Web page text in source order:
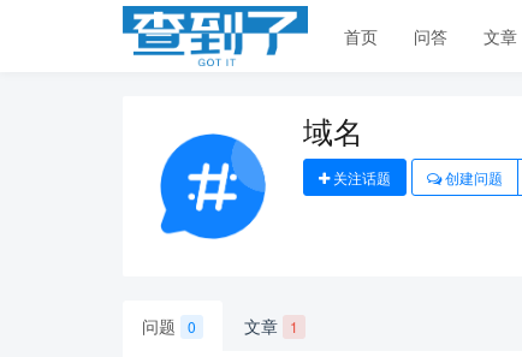
首页 问答 文章
域名
关注话题 创建问题
问题 0 文章 1